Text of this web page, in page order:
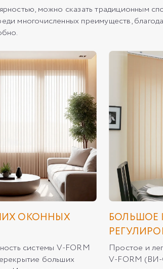
можно сказать традиционным
многочисленных преимуществ,
ОКОННЫХ
системы V-FORM
больших
БОЛЬШОЕ
Простое и
V-FORM